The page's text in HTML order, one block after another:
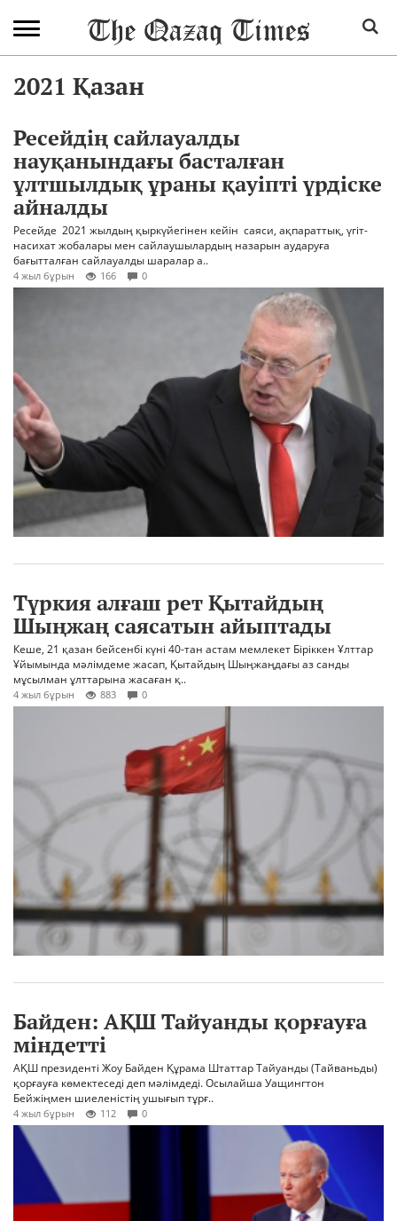
2021 Қазан
Ресейдің сайлауалды
науқанындағы басталған
ұлтшылдық ұраны қауіпті үрдіске
айналды
Ресейде 2021 жылдың қыркүйегінен кейін саяси, ақпараттық, үгіт-
насихат жобалары мен сайлаушылардың назарын аударуға
бағытталған сайлауалды шаралар а..
4 жыл бұрын 166 0
Түркия алғаш рет Қытайдың
Шыңжаң саясатын айыптады
Кеше, 21 қазан бейсенбі күні 40-тан астам мемлекет Біріккен Ұлттар
Ұйымында мәлімдеме жасап, Қытайдың Шыңжаңдағы аз санды
мұсылман ұлттарына жасаған қ..
4 жыл бұрын 883 0
Байден: АҚШ Тайуанды қорғауға
міндетті
АҚШ президенті Жоу Байден Құрама Штаттар Тайуанды (Тайваньды)
қорғауға көмектеседі деп мәлімдеді. Осылайша Уащингтон
Бейжіңмен шиеленістің ушығып тұрғ..
4 жыл бұрын 112 0